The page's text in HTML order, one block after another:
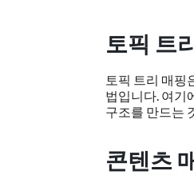
토픽 트
토픽 트리 매핑
법입니다. 여기
구조를 만드는
콘텐츠